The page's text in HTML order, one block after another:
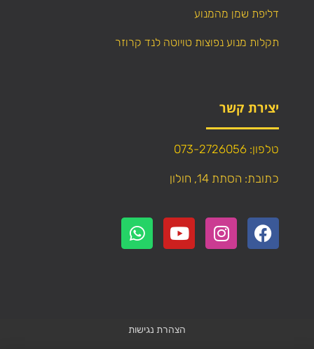
דליפת שמן מהמנוע
תקלות מנוע נפוצות טויוטה לנד קרוזר
יצירת קשר
טלפון: 073-2726056
כתובת: הסתת 14, חולון
הצהרת נגישות